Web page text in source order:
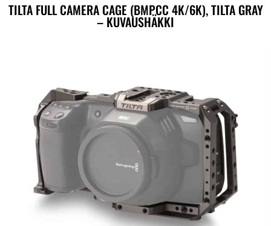
TILTA FULL CAMERA CAGE (BMPCC 4K/6K), TILTA GRAY
– KUVAUSHÄKKI